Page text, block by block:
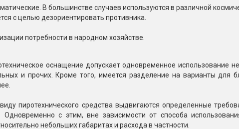
В большинстве случаев используются в различной
с целью дезориентировать противника.
потребности в народном хозяйстве.
оснащение допускает одновременное использование
и прочих. Кроме того, имеется разделение на варианты для
пиротехнического средства выдвигаются определенные
Одновременно с этим, вне зависимости от способа
небольших габаритах и расхода в частности.